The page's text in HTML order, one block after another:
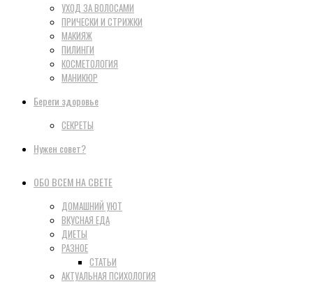
УХОД ЗА ВОЛОСАМИ
ПРИЧЕСКИ И СТРИЖКИ
МАКИЯЖ
ПИЛИНГИ
КОСМЕТОЛОГИЯ
МАНИКЮР
Береги здоровье
СЕКРЕТЫ
Нужен совет?
ОБО ВСЕМ НА СВЕТЕ
ДОМАШНИЙ УЮТ
ВКУСНАЯ ЕДА
ДИЕТЫ
РАЗНОЕ
СТАТЬИ
АКТУАЛЬНАЯ ПСИХОЛОГИЯ